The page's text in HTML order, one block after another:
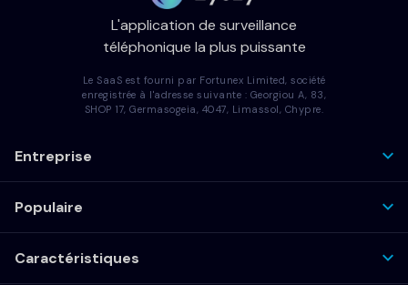
L'application de surveillance
téléphonique la plus puissante
Le SaaS est fourni par Fortunex Limited, société
enregistrée à l'adresse suivante : Georgiou A, 83,
SHOP 17, Germasogeia, 4047, Limassol, Chypre.
Entreprise
Populaire
Caractéristiques